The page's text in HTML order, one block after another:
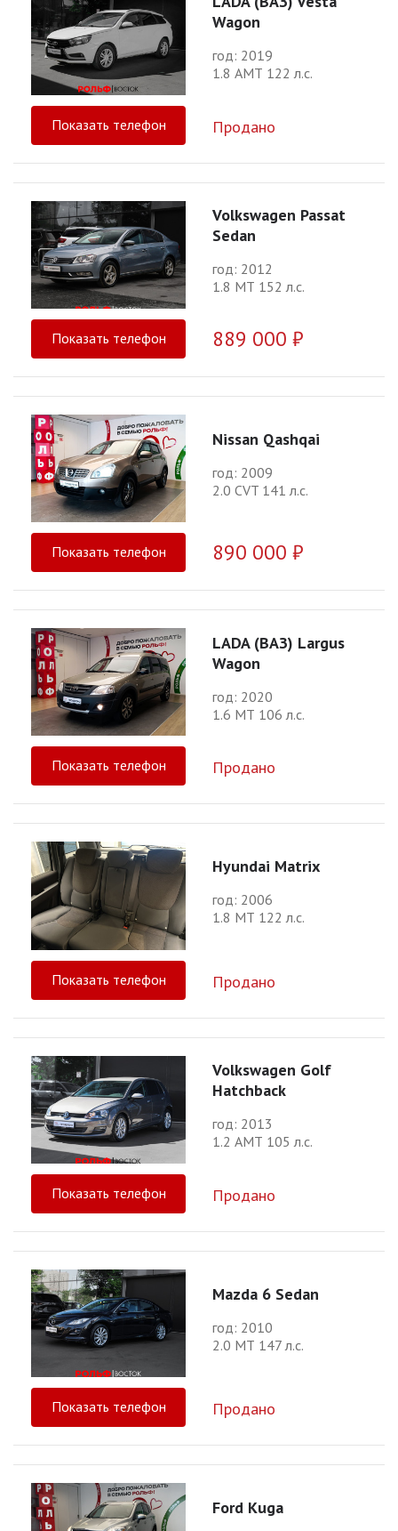
Wagon
год: 2019
1.8 АМТ 122 л.с.
Показать телефон Продано
Volkswagen Passat
Sedan
год: 2012
1.8 МТ 152 л.с.
Показать телефон 889 000 ₽
Nissan Qashqai
год: 2009
2.0 CVT 141 л.с.
Показать телефон 890 000 ₽
LADA (ВАЗ) Largus
Wagon
год: 2020
1.6 МТ 106 л.с.
Показать телефон Продано
Hyundai Matrix
год: 2006
1.8 МТ 122 л.с.
Показать телефон Продано
Volkswagen Golf
Hatchback
год: 2013
1.2 АМТ 105 л.с.
Показать телефон Продано
Mazda 6 Sedan
год: 2010
2.0 МТ 147 л.с.
Показать телефон Продано
Ford Kuga